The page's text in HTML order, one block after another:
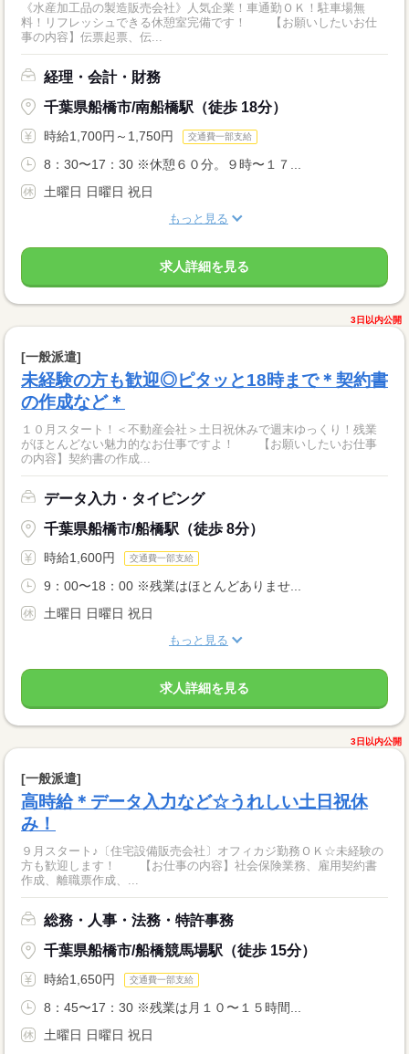
《水産加工品の製造販売会社》人気企業！車通勤ＯＫ！駐車場無
料！リフレッシュできる休憩室完備です！ 【お願いしたいお仕
事の内容】伝票起票、伝...
経理・会計・財務
千葉県船橋市/南船橋駅（徒歩 18分）
時給1,700円～1,750円 交通費一部支給
8：30〜17：30 ※休憩６０分。９時〜１７...
土曜日 日曜日 祝日
もっと見る
求人詳細を見る
3日以内公開
[一般派遣]
未経験の方も歓迎◎ピタッと18時まで＊契約書
の作成など＊
１０月スタート！＜不動産会社＞土日祝休みで週末ゆっくり！残業
がほとんどない魅力的なお仕事ですよ！ 【お願いしたいお仕事
の内容】契約書の作成...
データ入力・タイピング
千葉県船橋市/船橋駅（徒歩 8分）
時給1,600円 交通費一部支給
9：00〜18：00 ※残業はほとんどありませ...
土曜日 日曜日 祝日
もっと見る
求人詳細を見る
3日以内公開
[一般派遣]
高時給＊データ入力など☆うれしい土日祝休
み！
９月スタート♪〔住宅設備販売会社〕オフィカジ勤務ＯＫ☆未経験の
方も歓迎します！ 【お仕事の内容】社会保険業務、雇用契約書
作成、離職票作成、...
総務・人事・法務・特許事務
千葉県船橋市/船橋競馬場駅（徒歩 15分）
時給1,650円 交通費一部支給
8：45〜17：30 ※残業は月１０〜１５時間...
土曜日 日曜日 祝日